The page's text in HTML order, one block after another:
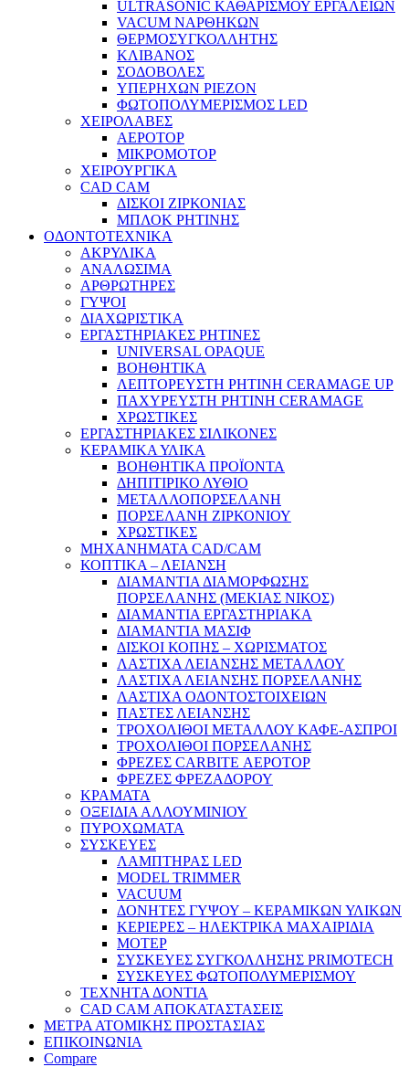
ULTRASONIC ΚΑΘΑΡΙΣΜΟΥ ΕΡΓΑΛΕΙΩΝ
VACUM ΝΑΡΘΗΚΩΝ
ΘΕΡΜΟΣΥΓΚΟΛΛΗΤΗΣ
ΚΛΙΒΑΝΟΣ
ΣΟΔΟΒΟΛΕΣ
ΥΠΕΡΗΧΩΝ PIEZON
ΦΩΤΟΠΟΛΥΜΕΡΙΣΜΟΣ LED
ΧΕΙΡΟΛΑΒΕΣ
ΑΕΡΟΤΟΡ
ΜΙΚΡΟΜΟΤΟΡ
ΧΕΙΡΟΥΡΓΙΚΑ
CAD CAM
ΔΙΣΚΟΙ ΖΙΡΚΟΝΙΑΣ
ΜΠΛΟΚ ΡΗΤΙΝΗΣ
ΟΔΟΝΤΟΤΕΧΝΙΚΑ
ΑΚΡΥΛΙΚΑ
ΑΝΑΛΩΣΙΜΑ
ΑΡΘΡΩΤΗΡΕΣ
ΓΥΨΟΙ
ΔΙΑΧΩΡΙΣΤΙΚΑ
ΕΡΓΑΣΤΗΡΙΑΚΕΣ ΡΗΤΙΝΕΣ
UNIVERSAL OPAQUE
ΒΟΗΘΗΤΙΚΑ
ΛΕΠΤΟΡΕΥΣΤΗ ΡΗΤΙΝΗ CERAMAGE UP
ΠΑΧΥΡΕΥΣΤΗ ΡΗΤΙΝΗ CERAMAGE
ΧΡΩΣΤΙΚΕΣ
ΕΡΓΑΣΤΗΡΙΑΚΕΣ ΣΙΛΙΚΟΝΕΣ
ΚΕΡΑΜΙΚΑ ΥΛΙΚΑ
ΒΟΗΘΗΤΙΚΑ ΠΡΟΪΟΝΤΑ
ΔΗΠΙΤΙΡΙΚΟ ΛΥΘΙΟ
ΜΕΤΑΛΛΟΠΟΡΣΕΛΑΝΗ
ΠΟΡΣΕΛΑΝΗ ΖΙΡΚΟΝΙΟΥ
ΧΡΩΣΤΙΚΕΣ
ΜΗΧΑΝΗΜΑΤΑ CAD/CAM
ΚΟΠΤΙΚΑ – ΛΕΙΑΝΣΗ
ΔΙΑΜΑΝΤΙΑ ΔΙΑΜΟΡΦΩΣΗΣ
ΠΟΡΣΕΛΑΝΗΣ (ΜΕΚΙΑΣ ΝΙΚΟΣ)
ΔΙΑΜΑΝΤΙΑ ΕΡΓΑΣΤΗΡΙΑΚΑ
ΔΙΑΜΑΝΤΙΑ ΜΑΣΙΦ
ΔΙΣΚΟΙ ΚΟΠΗΣ – ΧΩΡΙΣΜΑΤΟΣ
ΛΑΣΤΙΧΑ ΛΕΙΑΝΣΗΣ ΜΕΤΑΛΛΟΥ
ΛΑΣΤΙΧΑ ΛΕΙΑΝΣΗΣ ΠΟΡΣΕΛΑΝΗΣ
ΛΑΣΤΙΧΑ ΟΔΟΝΤΟΣΤΟΙΧΕΙΩΝ
ΠΑΣΤΕΣ ΛΕΙΑΝΣΗΣ
ΤΡΟΧΟΛΙΘΟΙ ΜΕΤΑΛΛΟΥ ΚΑΦΕ-ΑΣΠΡΟΙ
ΤΡΟΧΟΛΙΘΟΙ ΠΟΡΣΕΛΑΝΗΣ
ΦΡΕΖΕΣ CARBITE ΑΕΡΟΤΟΡ
ΦΡΕΖΕΣ ΦΡΕΖΑΔΟΡΟΥ
ΚΡΑΜΑΤΑ
ΟΞΕΙΔΙΑ ΑΛΛΟΥΜΙΝΙΟΥ
ΠΥΡΟΧΩΜΑΤΑ
ΣΥΣΚΕΥΕΣ
ΛΑΜΠΤΗΡΑΣ LED
MODEL TRIMMER
VACUUM
ΔΟΝΗΤΕΣ ΓΥΨΟΥ – ΚΕΡΑΜΙΚΩΝ ΥΛΙΚΩΝ
ΚΕΡΙΕΡΕΣ – ΗΛΕΚΤΡΙΚΑ ΜΑΧΑΙΡΙΔΙΑ
ΜΟΤΕΡ
ΣΥΣΚΕΥΕΣ ΣΥΓΚΟΛΛΗΣΗΣ PRIMOTECH
ΣΥΣΚΕΥΕΣ ΦΩΤΟΠΟΛΥΜΕΡΙΣΜΟΥ
ΤΕΧΝΗΤΑ ΔΟΝΤΙΑ
CAD CAM ΑΠΟΚΑΤΑΣΤΑΣΕΙΣ
ΜΕΤΡΑ ΑΤΟΜΙΚΗΣ ΠΡΟΣΤΑΣΙΑΣ
ΕΠΙΚΟΙΝΩΝΙΑ
Compare